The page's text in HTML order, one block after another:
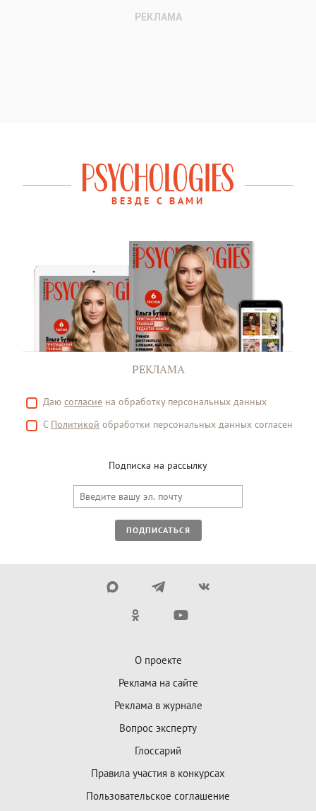
ВЕЗДЕ С ВАМИ
РЕКЛАМА
Даю согласие на обработку персональных данных
С Политикой обработки персональных данных согласен
Подписка на рассылку
ПОДПИСАТЬСЯ
О проекте
Реклама на сайте
Реклама в журнале
Вопрос эксперту
Глоссарий
Правила участия в конкурсах
Пользовательское соглашение